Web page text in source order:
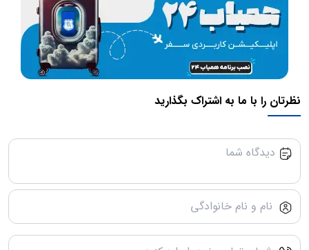
نظرتان را با ما به اشتراک بگذارید